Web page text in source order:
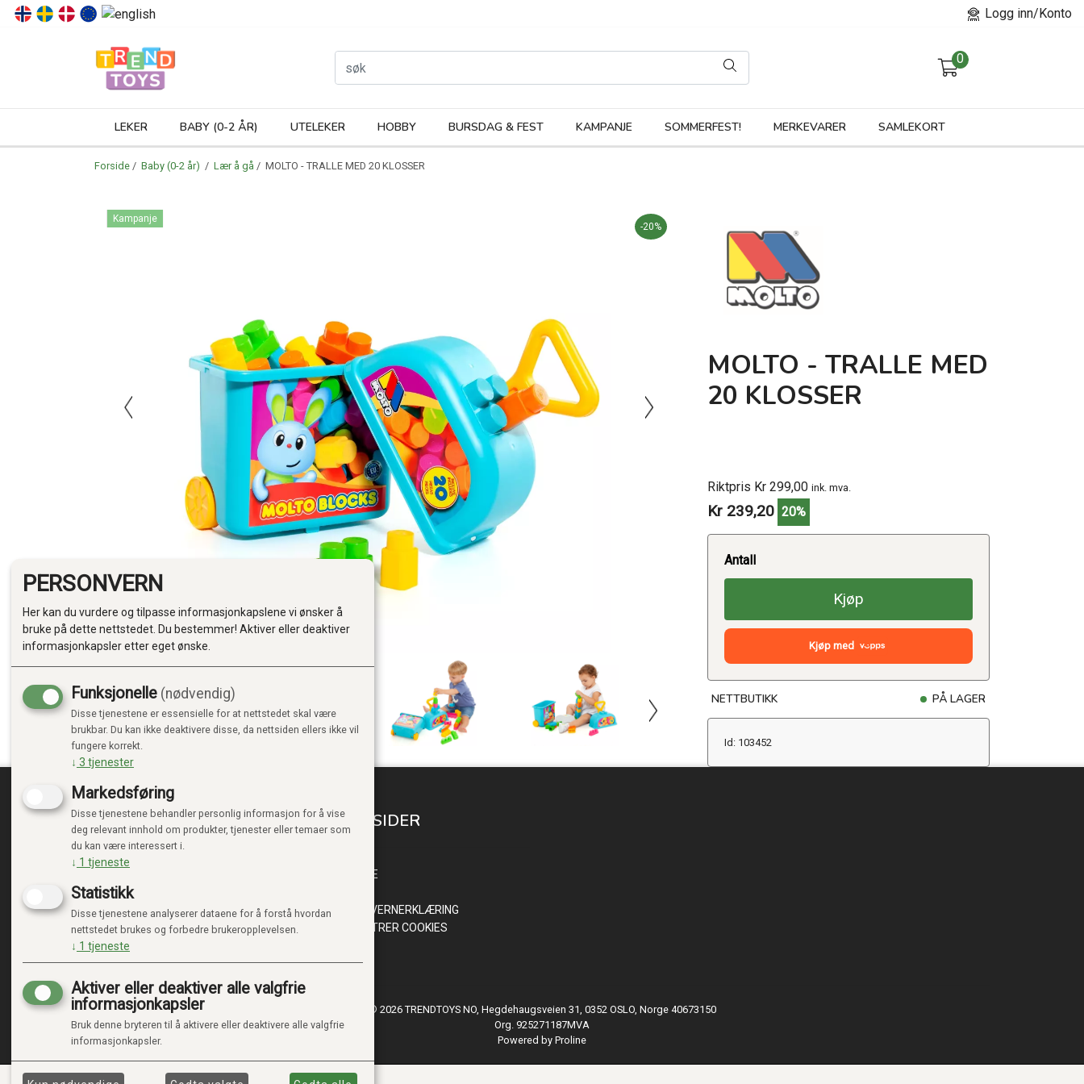
Logg inn/Konto
0
LEKER BABY (0-2 ÅR) UTELEKER HOBBY BURSDAG & FEST KAMPANJE SOMMERFEST! MERKEVARER SAMLEKORT
Forside / Baby (0-2 år) / Lær å gå / MOLTO - TRALLE MED 20 KLOSSER
Kampanje
-20%
MOLTO - TRALLE MED
20 KLOSSER
Riktpris Kr 299,00 ink. mva.
Kr 239,20 20%
Antall
Kjøp
Kjøp med
NETTBUTIKK PÅ LAGER
Id: 103452
TRENDTOYS.NO
OM TRENDTOYS
GAVEKORT
MINE SIDER
NY KUNDE
PERSONVERNERKLÆRING
ADMINISTRER COOKIES
© 2026 TRENDTOYS NO, Hegdehaugsveien 31, 0352 OSLO, Norge 40673150
Org. 925271187MVA
Powered by Proline
PERSONVERN
Her kan du vurdere og tilpasse informasjonkapslene vi ønsker å
bruke på dette nettstedet. Du bestemmer! Aktiver eller deaktiver
informasjonkapsler etter eget ønske.
Funksjonelle (nødvendig)
Disse tjenestene er essensielle for at nettstedet skal være
brukbar. Du kan ikke deaktivere disse, da nettsiden ellers ikke vil
fungere korrekt.
↓ 3 tjenester
Markedsføring
Disse tjenestene behandler personlig informasjon for å vise
deg relevant innhold om produkter, tjenester eller temaer som
du kan være interessert i.
↓ 1 tjeneste
Statistikk
Disse tjenestene analyserer dataene for å forstå hvordan
nettstedet brukes og forbedre brukeropplevelsen.
↓ 1 tjeneste
Aktiver eller deaktiver alle valgfrie
informasjonkapsler
Bruk denne bryteren til å aktivere eller deaktivere alle valgfrie
informasjonkapsler.